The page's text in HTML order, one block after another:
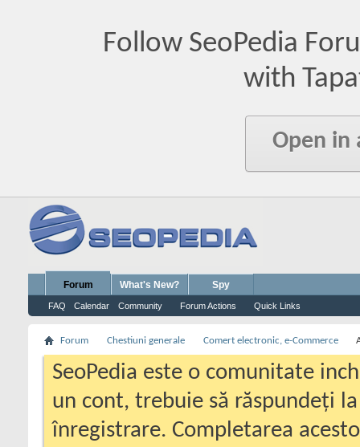
Follow SeoPedia
with
Open in
Forum
FAQ Calendar Community Forum Actions Quick Links
What's New? Spy
Forum Chestiuni generale Comert electronic, e-Commerce
SeoPedia este o comunitate
un cont, trebuie să răspundeți
înregistrare. Completarea